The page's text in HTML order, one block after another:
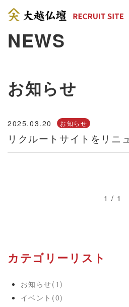
NEWS
お知らせ
2025.03.20 お知らせ
リクルートサイトをリニ
1 / 1
カテゴリーリスト
お知らせ(1)
イベント(0)